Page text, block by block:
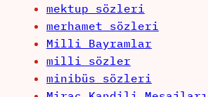
mektup sözleri
merhamet sözleri
Milli Bayramlar
milli sözler
minibüs sözleri